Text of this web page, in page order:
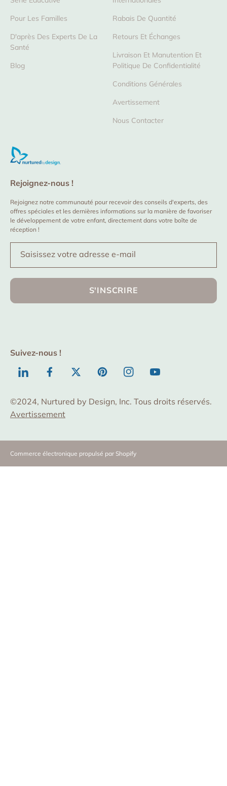
Pour Les Familles
D'après Des Experts De La
Santé
Blog
Rabais De Quantité
Retours Et Échanges
Livraison Et Manutention Et
Politique De Confidentialité
Conditions Générales
Avertissement
Nous Contacter
Rejoignez-nous !
Rejoignez notre communauté pour recevoir des conseils d'experts, des
offres spéciales et les dernières informations sur la manière de favoriser
le développement de votre enfant, directement dans votre boîte de
réception !
Saisissez votre adresse e-mail
S'INSCRIRE
Suivez-nous !
TODO FacebookTwitter PinterestInstagramYouTube
©2024, Nurtured by Design, Inc. Tous droits réservés.
Avertissement
Commerce électronique propulsé par Shopify